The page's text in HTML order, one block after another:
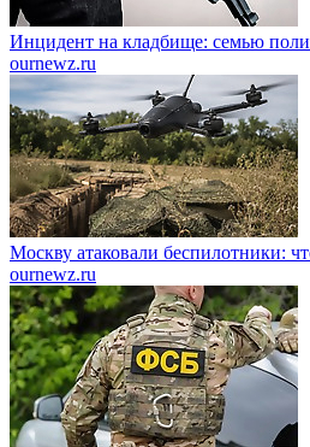
Инцидент на кладбище: семью
ournewz.ru
Москву атаковали беспилотники:
ournewz.ru